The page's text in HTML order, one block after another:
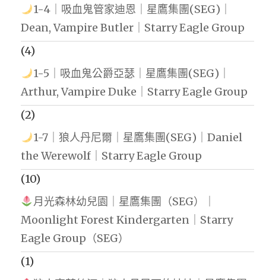
1-4｜吸血鬼管家迪恩｜星鷹集團(SEG)｜
Dean, Vampire Butler｜Starry Eagle Group
(4)
1-5｜吸血鬼公爵亞瑟｜星鷹集團(SEG)｜
Arthur, Vampire Duke｜Starry Eagle Group
(2)
1-7｜狼人丹尼爾｜星鷹集團(SEG)｜Daniel
the Werewolf｜Starry Eagle Group
(10)
月光森林幼兒園｜星鷹集團（SEG）｜
Moonlight Forest Kindergarten｜Starry
Eagle Group（SEG）
(1)